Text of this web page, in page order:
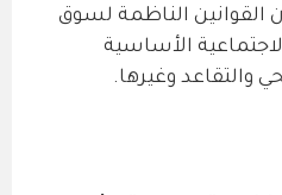
القوانين الناظمة لسوق
الأساسية
والتقاعد وغيرها.